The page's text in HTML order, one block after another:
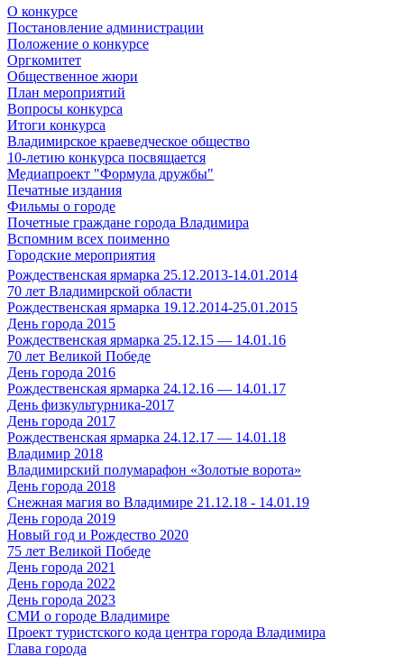
О конкурсе
Постановление администрации
Положение о конкурсе
Оргкомитет
Общественное жюри
План мероприятий
Вопросы конкурса
Итоги конкурса
Владимирское краеведческое общество
10-летию конкурса посвящается
Медиапроект "Формула дружбы"
Печатные издания
Фильмы о городе
Почетные граждане города Владимира
Вспомним всех поименно
Городские мероприятия
Рождественская ярмарка 25.12.2013-14.01.2014
70 лет Владимирской области
Рождественская ярмарка 19.12.2014-25.01.2015
День города 2015
Рождественская ярмарка 25.12.15 — 14.01.16
70 лет Великой Победе
День города 2016
Рождественская ярмарка 24.12.16 — 14.01.17
День физкультурника-2017
День города 2017
Рождественская ярмарка 24.12.17 — 14.01.18
Владимир 2018
Владимирский полумарафон «Золотые ворота»
День города 2018
Снежная магия во Владимире 21.12.18 - 14.01.19
День города 2019
Новый год и Рождество 2020
75 лет Великой Победе
День города 2021
День города 2022
День города 2023
СМИ о городе Владимире
Проект туристского кода центра города Владимира
Глава города